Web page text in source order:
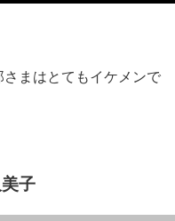
まはとてもイケメンで
子